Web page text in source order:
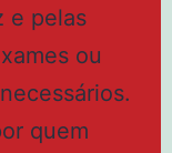
e pelas
ou
quem